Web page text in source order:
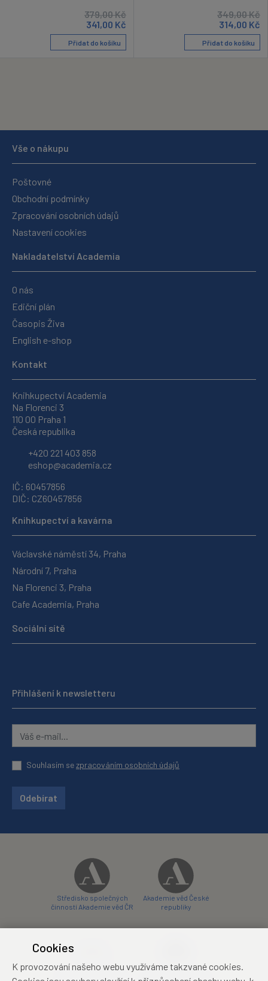
379,00Kč
341,00 Kč
Přidat do košíku
349,00Kč
314,00 Kč
Přidat do košíku
Vše o nákupu
Poštovné
Obchodní podmínky
Zpracování osobních údajů
Nastavení cookies
Nakladatelství Academia
O nás
Ediční plán
Časopis Živa
English e-shop
Kontakt
Knihkupectví Academia
Na Florenci 3
110 00 Praha 1
Česká republika
+420 221 403 858
eshop@academia.cz
IČ: 60457856
DIČ: CZ60457856
Knihkupectví a kavárna
Václavské náměstí 34, Praha
Národní 7, Praha
Na Florenci 3, Praha
Cafe Academia, Praha
Sociální sítě
Přihlášení k newsletteru
Souhlasím sezpracováním osobních údajů
Odebírat
Středisko společných
činností Akademie věd ČR
Akademie věd České
republiky
Zámecký hotel Třešť
Cookies
K provozování našeho webu využíváme takzvané cookies.